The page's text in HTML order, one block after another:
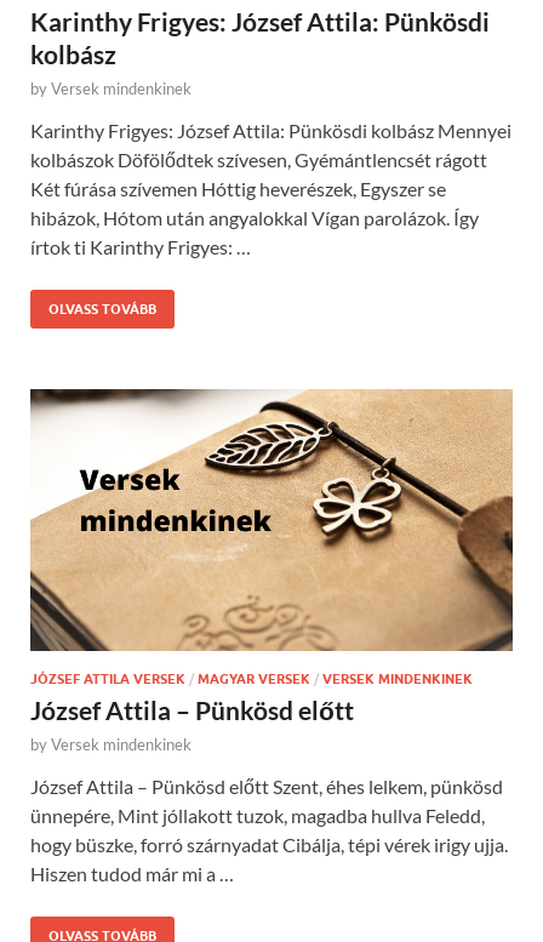
Karinthy Frigyes: József Attila: Pünkösdi
kolbász
byVersek mindenkinek
Karinthy Frigyes: József Attila: Pünkösdi kolbász Mennyei
kolbászok Döfölődtek szívesen, Gyémántlencsét rágott
Két fúrása szívemen Hóttig heverészek, Egyszer se
hibázok, Hótom után angyalokkal Vígan parolázok. Így
írtok ti Karinthy Frigyes: …
OLVASS TOVÁBB
JÓZSEF ATTILA VERSEK / MAGYAR VERSEK / VERSEK MINDENKINEK
József Attila – Pünkösd előtt
byVersek mindenkinek
József Attila – Pünkösd előtt Szent, éhes lelkem, pünkösd
ünnepére, Mint jóllakott tuzok, magadba hullva Feledd,
hogy büszke, forró szárnyadat Cibálja, tépi vérek irigy ujja.
Hiszen tudod már mi a …
OLVASS TOVÁBB